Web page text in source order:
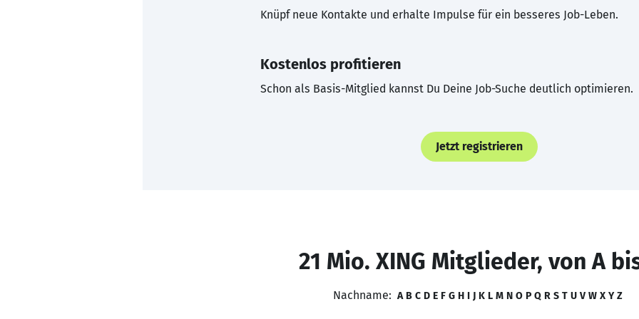
Knüpf neue Kontakte und erhalte Impulse für ein besseres Job-Leben.
Kostenlos profitieren
Schon als Basis-Mitglied kannst Du Deine Job-Suche deutlich optimieren.
Jetzt registrieren
21 Mio. XING Mitglieder, von A
Nachname: A B C D E F G H I J K L M N O P Q R S T U V W X Y Z